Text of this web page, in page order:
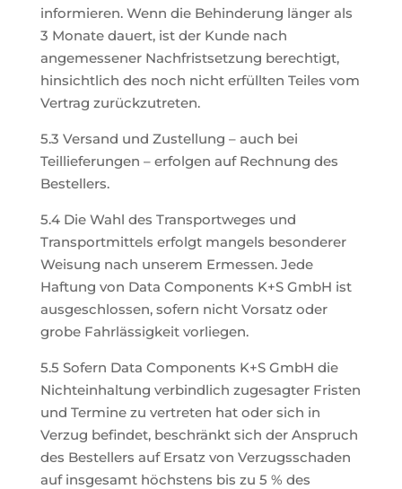
informieren. Wenn die Behinderung länger als
3 Monate dauert, ist der Kunde nach
angemessener Nachfristsetzung berechtigt,
hinsichtlich des noch nicht erfüllten Teiles vom
Vertrag zurückzutreten.
5.3 Versand und Zustellung – auch bei
Teillieferungen – erfolgen auf Rechnung des
Bestellers.
5.4 Die Wahl des Transportweges und
Transportmittels erfolgt mangels besonderer
Weisung nach unserem Ermessen. Jede
Haftung von Data Components K+S GmbH ist
ausgeschlossen, sofern nicht Vorsatz oder
grobe Fahrlässigkeit vorliegen.
5.5 Sofern Data Components K+S GmbH die
Nichteinhaltung verbindlich zugesagter Fristen
und Termine zu vertreten hat oder sich in
Verzug befindet, beschränkt sich der Anspruch
des Bestellers auf Ersatz von Verzugsschaden
auf insgesamt höchstens bis zu 5 % des